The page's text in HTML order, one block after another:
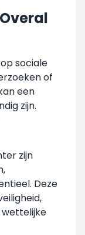
sociale
of
een
zijn.
zijn
Deze
wettelijke